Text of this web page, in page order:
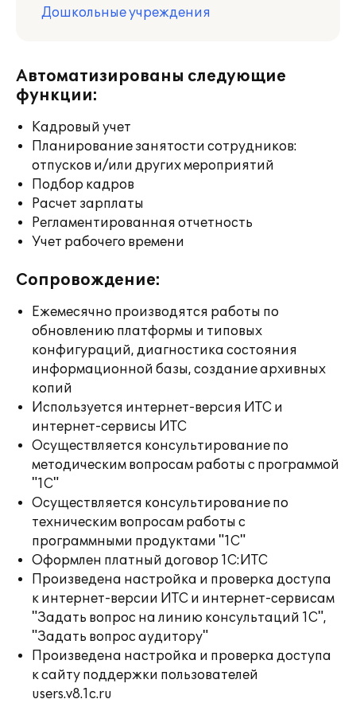
Дошкольные учреждения
Автоматизированы следующие
функции:
Кадровый учет
Планирование занятости сотрудников:
отпусков и/или других мероприятий
Подбор кадров
Расчет зарплаты
Регламентированная отчетность
Учет рабочего времени
Сопровождение:
Ежемесячно производятся работы по
обновлению платформы и типовых
конфигураций, диагностика состояния
информационной базы, создание архивных
копий
Используется интернет-версия ИТС и
интернет-сервисы ИТС
Осуществляется консультирование по
методическим вопросам работы с программой
"1С"
Осуществляется консультирование по
техническим вопросам работы с
программными продуктами "1С"
Оформлен платный договор 1С:ИТС
Произведена настройка и проверка доступа
к интернет-версии ИТС и интернет-сервисам
"Задать вопрос на линию консультаций 1С",
"Задать вопрос аудитору"
Произведена настройка и проверка доступа
к сайту поддержки пользователей
users.v8.1c.ru